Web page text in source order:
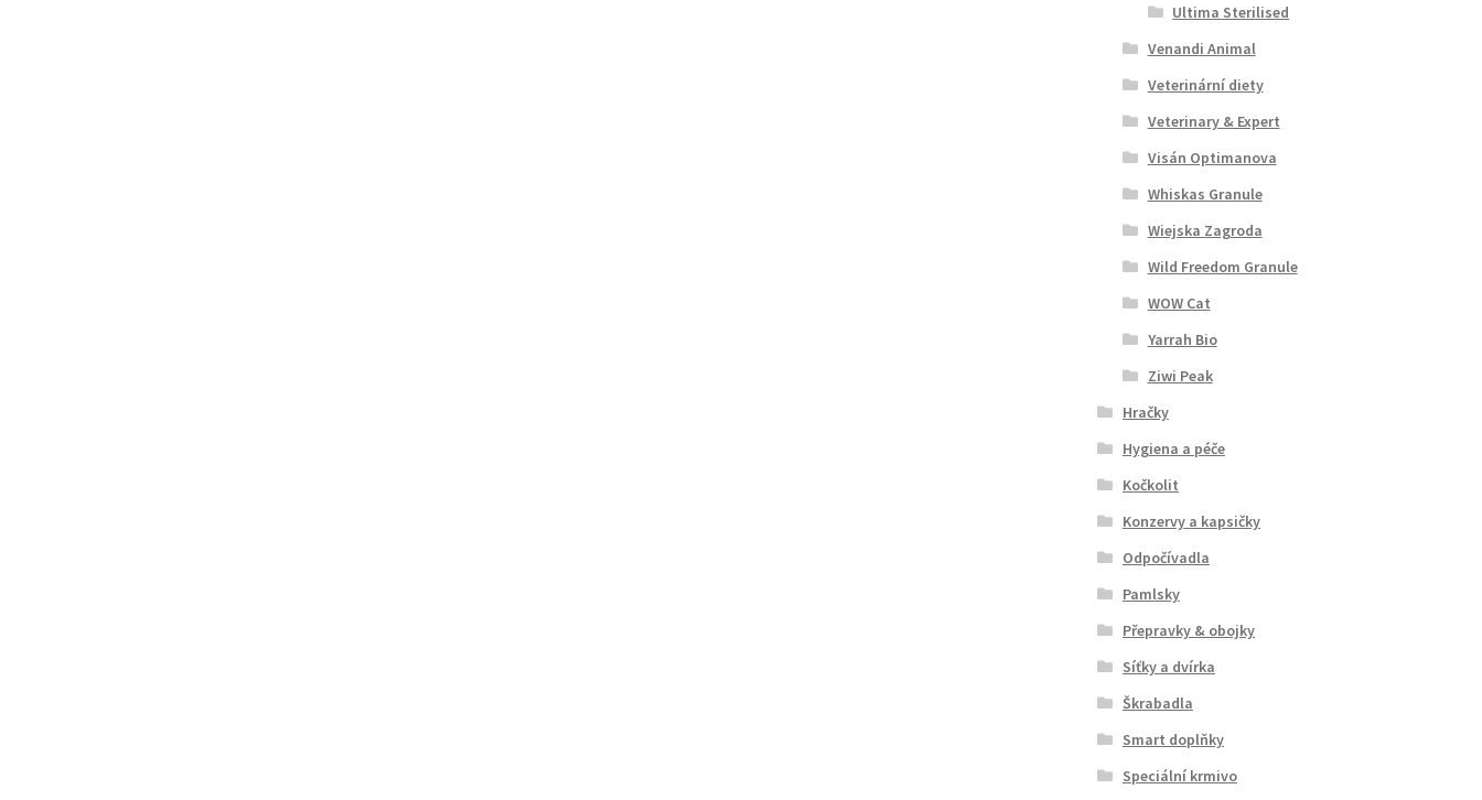
Ultima Sterilised
Venandi Animal
Veterinární diety
Veterinary & Expert
Visán Optimanova
Whiskas Granule
Wiejska Zagroda
Wild Freedom Granule
WOW Cat
Yarrah Bio
Ziwi Peak
Hračky
Hygiena a péče
Kočkolit
Konzervy a kapsičky
Odpočívadla
Pamlsky
Přepravky & obojky
Síťky a dvírka
Škrabadla
Smart doplňky
Speciální krmivo